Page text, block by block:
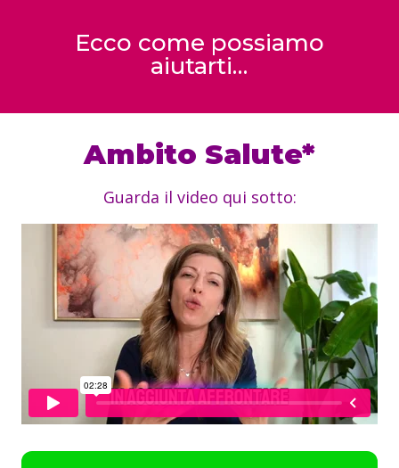
Ecco come possiamo
aiutarti…
Ambito Salute*
Guarda il video qui sotto: